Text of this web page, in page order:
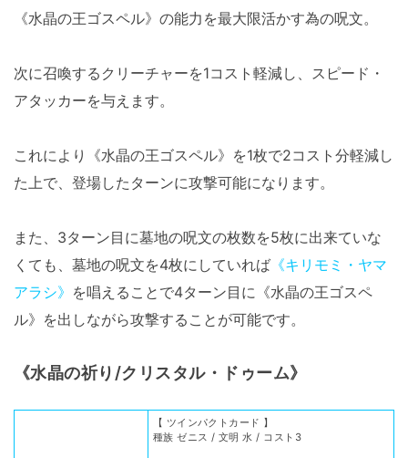
《水晶の王ゴスペル》の能力を最大限活かす為の呪文。
次に召喚するクリーチャーを1コスト軽減し、スピード・
アタッカーを与えます。
これにより《水晶の王ゴスペル》を1枚で2コスト分軽減し
た上で、登場したターンに攻撃可能になります。
また、3ターン目に墓地の呪文の枚数を5枚に出来ていな
くても、墓地の呪文を4枚にしていれば 《キリモミ・ヤマ
アラシ》 を唱えることで4ターン目に《水晶の王ゴスペ
ル》を出しながら攻撃することが可能です。
《水晶の祈り/クリスタル・ドゥーム》
【 ツインパクトカード 】
種族 ゼニス / 文明 水 / コスト3